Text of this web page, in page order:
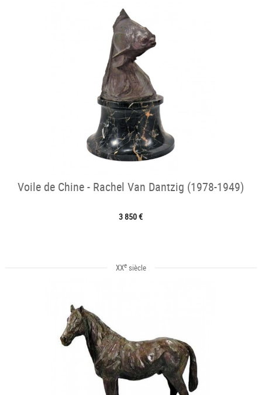
Voile de Chine - Rachel Van Dantzig (1978-1949)
3 850 €
XXesiècle